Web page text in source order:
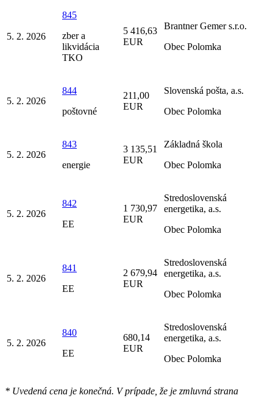
5. 2. 2026
845
zber a
likvidácia
TKO
5 416,63
EUR
Brantner Gemer s.r.o.
Obec Polomka
5. 2. 2026
844
poštovné
211,00
EUR
Slovenská pošta, a.s.
Obec Polomka
5. 2. 2026
843
energie
3 135,51
EUR
Základná škola
Obec Polomka
5. 2. 2026
842
EE
1 730,97
EUR
Stredoslovenská
energetika, a.s.
Obec Polomka
5. 2. 2026
841
EE
2 679,94
EUR
Stredoslovenská
energetika, a.s.
Obec Polomka
5. 2. 2026
840
EE
680,14
EUR
Stredoslovenská
energetika, a.s.
Obec Polomka
* Uvedená cena je konečná. V prípade, že je zmluvná strana